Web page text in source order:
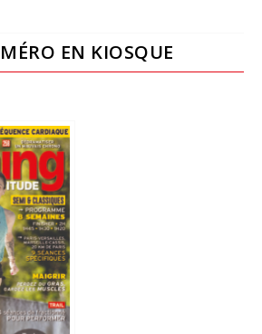
EN KIOSQUE